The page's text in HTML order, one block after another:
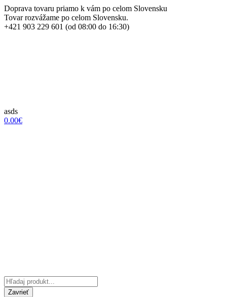
Doprava tovaru priamo k vám po celom Slovensku
Tovar rozvážame po celom Slovensku.
+421 903 229 601 (od 08:00 do 16:30)
asds
0.00€
Zavrieť